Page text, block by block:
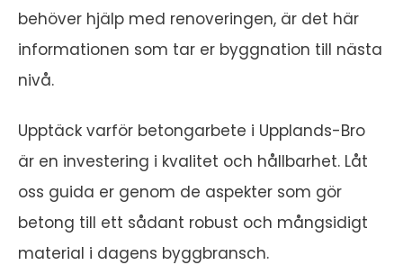
behöver hjälp med renoveringen, är det här
informationen som tar er byggnation till nästa
nivå.
Upptäck varför betongarbete i Upplands-Bro
är en investering i kvalitet och hållbarhet. Låt
oss guida er genom de aspekter som gör
betong till ett sådant robust och mångsidigt
material i dagens byggbransch.